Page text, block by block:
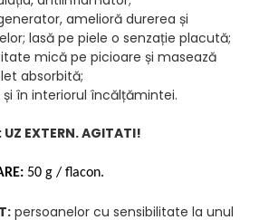
amelioră durerea și
lasă pe piele o senzație placută;
mică pe picioare și masează
absorbită;
în interiorul încălțămintei.
EXTERN. AGITATI!
50 g / flacon.
persoanelor cu sensibilitate la unul